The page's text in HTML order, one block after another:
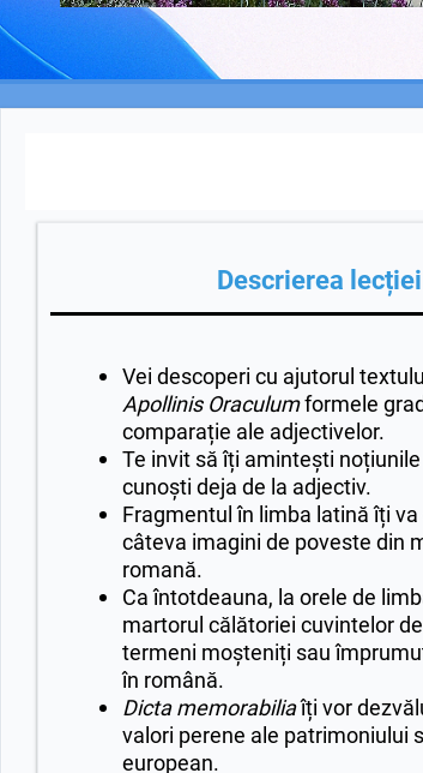
Descrierea lecției
Vei descoperi cu ajutorul
Apollinis Oraculumformele
comparație ale adjectivelor.
Te invit să îți amintești
cunoști deja de la adjectiv.
Fragmentul în limba latină îți va
câteva imagini de poveste din
romană.
Ca întotdeauna, la orele de
martorul călătoriei cuvintelor
termeni moșteniți sau
în română.
Dicta memorabiliaîți vor
valori perene ale patrimoniului
european.